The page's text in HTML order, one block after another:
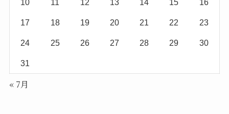
10 11 12 13 14 15 16
17 18 19 20 21 22 23
24 25 26 27 28 29 30
31
« 7月